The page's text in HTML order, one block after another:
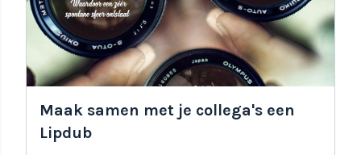
Maak samen met je collega's een
Lipdub